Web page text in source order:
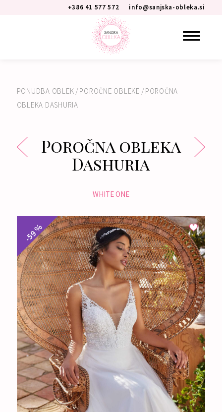
info@sanjska-obleka.si
+386 41 577 572
PONUDBA OBLEK / POROČNE OBLEKE / POROČNA
OBLEKA DASHURIA
Poročna obleka
Dashuria
WHITE ONE
-59 %